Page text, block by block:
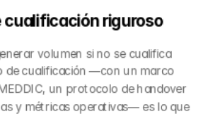
cualificación riguroso
volumen si no se cualifica
de cualificación —con un marco
un protocolo de handover
y métricas operativas— es lo que